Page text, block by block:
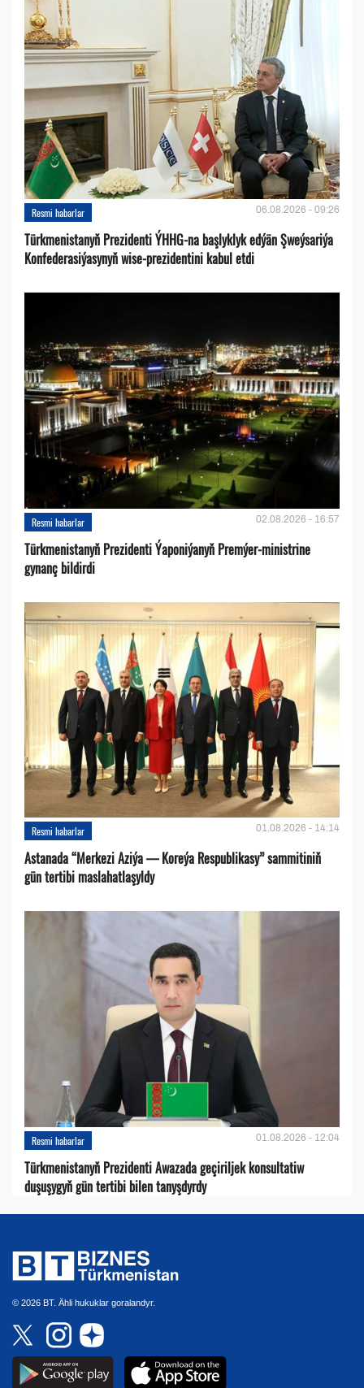
Resmi habarlar 06.08.2026 - 09:26
Türkmenistanyň Prezidenti ÝHHG-na başlyklyk edýän Şweýsariýa
Konfederasiýasynyň wise-prezidentini kabul etdi
Resmi habarlar 02.08.2026 - 16:57
Türkmenistanyň Prezidenti Ýaponiýanyň Premýer-ministrine
gynanç bildirdi
Resmi habarlar 01.08.2026 - 14:14
Astanada “Merkezi Aziýa — Koreýa Respublikasy” sammitiniň
gün tertibi maslahatlaşyldy
Resmi habarlar 01.08.2026 - 12:04
Türkmenistanyň Prezidenti Awazada geçiriljek konsultatiw
duşuşygyň gün tertibi bilen tanyşdyrdy
© 2026 BT. Ähli hukuklar goralandyr.